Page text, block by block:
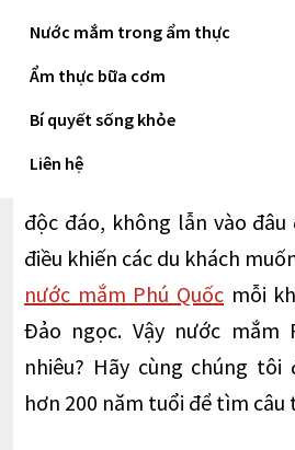
Nước mắm trong ẩm thực
Ẩm thực bữa cơm
Bí quyết sống khỏe
Liên hệ
Không chỉ nổi danh bởi
vàng”, Phú Quốc còn có
hơn 200 năm tuổi. Nước
có một chỗ đứng vững chắc
độc đáo, không lẫn vào
điều khiến các du khách
nước mắm Phú Quốc mỗi
Đảo ngọc. Vậy nước mắm
nhiêu? Hãy cùng chúng
hơn 200 năm tuổi để tìm câu